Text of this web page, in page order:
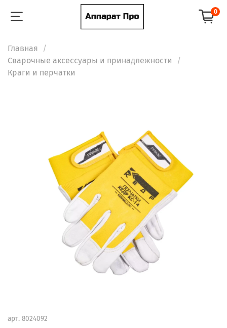
0
Главная
Сварочные аксессуары и принадлежности
Краги и перчатки
арт. 8024092